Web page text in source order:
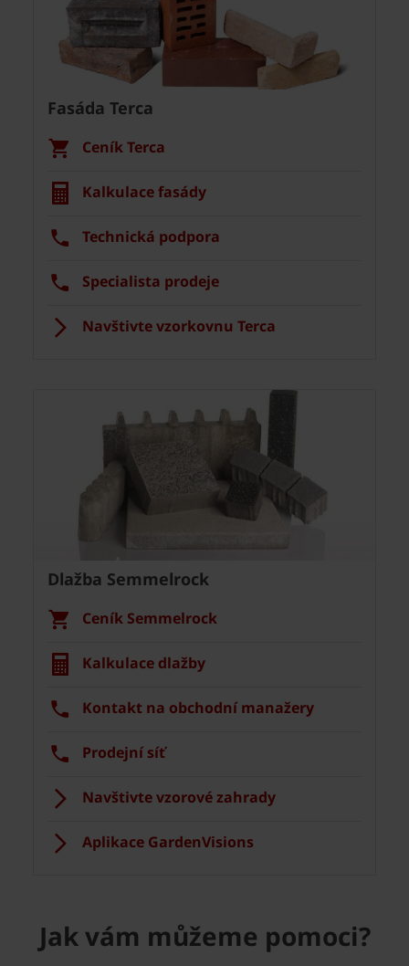
Fasáda Terca
Ceník Terca
Kalkulace fasády
Technická podpora
Specialista prodeje
Navštivte vzorkovnu Terca
Dlažba Semmelrock
Ceník Semmelrock
Kalkulace dlažby
Kontakt na obchodní manažery
Prodejní síť
Navštivte vzorové zahrady
Aplikace GardenVisions
Jak vám můžeme pomoci?